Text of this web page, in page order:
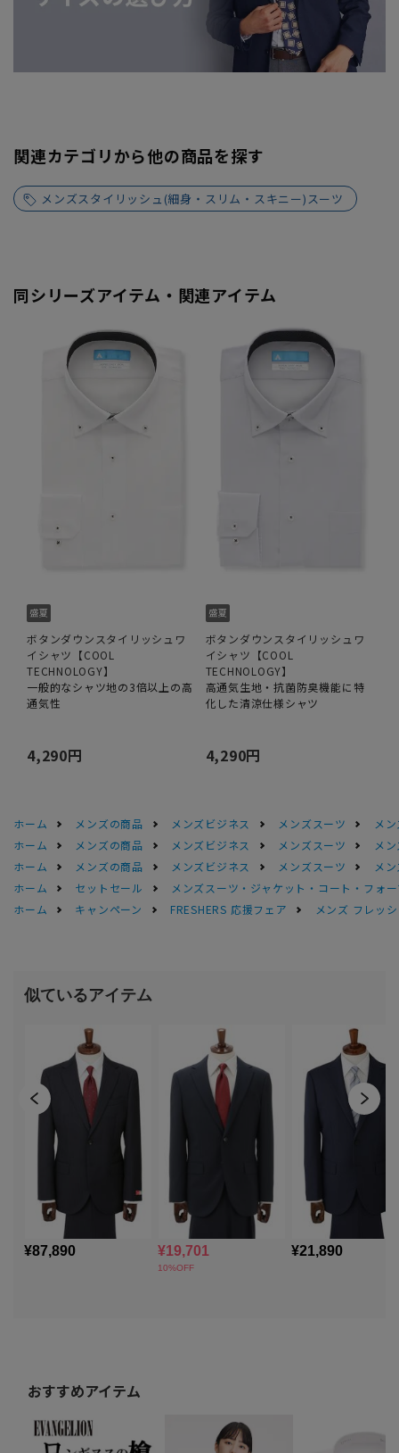
関連カテゴリから他の商品を探す
メンズスタイリッシュ(細身・スリム・スキニー)スーツ
同シリーズアイテム・関連アイテム
ボタンダウンスタイリッシュワ
イシャツ【COOL
TECHNOLOGY】
一般的なシャツ地の3倍以上の高
通気性
4,290円
ボタンダウンスタイリッシュワ
イシャツ【COOL
TECHNOLOGY】
高通気生地・抗菌防臭機能に特
化した清涼仕様シャツ
4,290円
ホーム メンズの商品 メンズビジネス メンズスーツ
メ
ホーム
メンズの商品 メンズビジネス メンズスーツ
メ
ホーム
メンズの商品 メンズビジネス メンズスーツ
メ
ホーム
セットセール
メンズスーツ・ジャケット・コート・フォ
ホーム
キャンペーン FRESHERS 応援フェア メンズ フレッ